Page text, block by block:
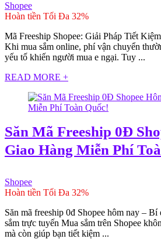
Shopee
Hoàn tiền Tối Đa 32%
Mã Freeship Shopee: Giải Pháp Tiết
Khi mua sắm online, phí vận chuyển
yếu tố khiến người mua e ngại. Tuy ...
READ MORE +
Săn Mã Freeship 0Đ
Giao Hàng Miễn Phí
Shopee
Hoàn tiền Tối Đa 32%
Săn mã freeship 0đ Shopee hôm nay –
sắm trực tuyến Mua sắm trên Shopee
mà còn giúp bạn tiết kiệm ...